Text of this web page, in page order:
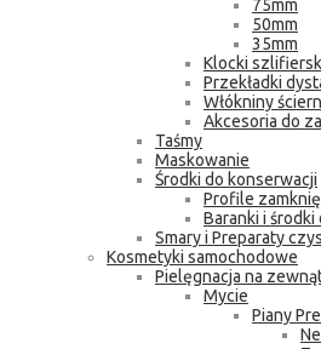
75mm
50mm
35mm
Klocki
Przekładki
Włókniny
Akcesoria do
Taśmy
Maskowanie
Środki do konserwacji
Profile
Baranki i
Smary i Preparaty
Kosmetyki samochodowe
Pielęgnacja na
Mycie
Piany